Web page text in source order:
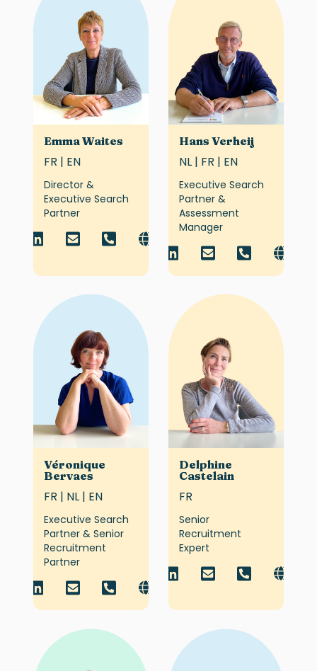
Emma Waites
FR | EN
Director &
Executive Search
Partner
Hans Verheij
NL | FR | EN
Executive Search
Partner &
Assessment
Manager
Véronique
Bervaes
FR | NL | EN
Executive Search
Partner & Senior
Recruitment
Partner
Delphine
Castelain
FR
Senior
Recruitment
Expert